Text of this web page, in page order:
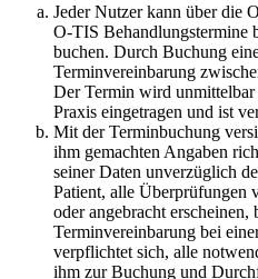
Jeder Nutzer kann über die
O-TIS Behandlungstermine
buchen. Durch Buchung
Terminvereinbarung
Der Termin wird
Praxis eingetragen und ist
Mit der Terminbuchung
ihm gemachten Angaben
seiner Daten unverzüglich
Patient, alle Überprüfungen
oder angebracht erscheinen,
Terminvereinbarung bei
verpflichtet sich, alle
ihm zur Buchung und